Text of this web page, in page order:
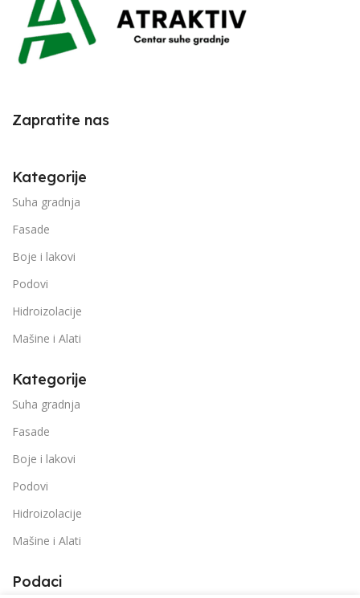
Zapratite nas
Kategorije
Suha gradnja
Fasade
Boje i lakovi
Podovi
Hidroizolacije
Mašine i Alati
Kategorije
Suha gradnja
Fasade
Boje i lakovi
Podovi
Hidroizolacije
Mašine i Alati
Podaci